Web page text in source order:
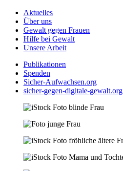
Aktuelles
Über uns
Gewalt gegen Frauen
Hilfe bei Gewalt
Unsere Arbeit
Publikationen
Spenden
Sicher-Aufwachsen.org
sicher-gegen-digitale-gewalt.org